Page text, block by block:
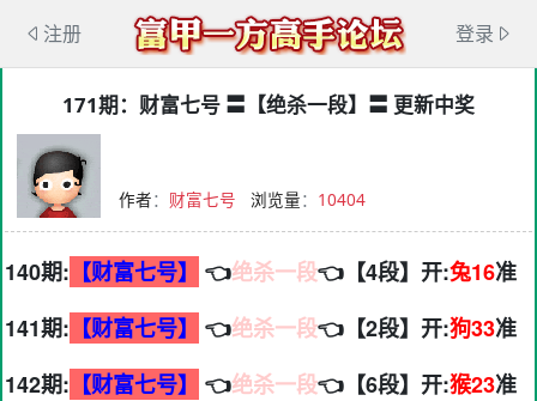
注册 登录
171期：财富七号 〓【绝杀一段】〓 更新中奖
作者： 财富七号 浏览量： 10404
140期: 【财富七号】 👈绝杀一段👈【4段】开:兔16准
141期: 【财富七号】 👈绝杀一段👈【2段】开:狗33准
142期: 【财富七号】 👈绝杀一段👈【6段】开:猴23准